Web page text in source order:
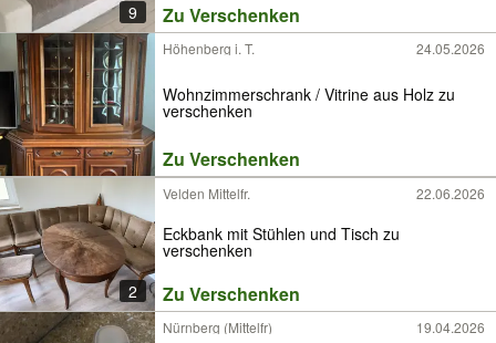
9 Zu Verschenken
Höhenberg i. T. 24.05.2026
Wohnzimmerschrank / Vitrine aus Holz zu
verschenken
Zu Verschenken
2
Velden Mittelfr. 22.06.2026
Eckbank mit Stühlen und Tisch zu
verschenken
Zu Verschenken
Nürnberg (Mittelfr) 19.04.2026